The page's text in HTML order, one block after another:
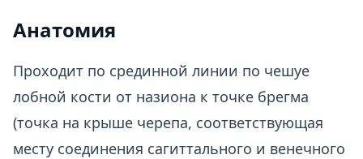
Анатомия
Проходит по срединной линии по чешуе
лобной кости от назиона к точке брегма
(точка на крыше черепа, соответствующая
месту соединения сагиттального и венечного